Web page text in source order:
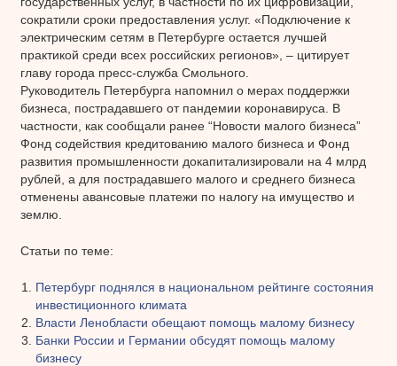
сократили сроки предоставления услуг. «Подключение к
электрическим сетям в Петербурге остается лучшей
практикой среди всех российских регионов», – цитирует
главу города пресс-служба Смольного.
Руководитель Петербурга напомнил о мерах поддержки
бизнеса, пострадавшего от пандемии коронавируса. В
частности, как сообщали ранее “Новости малого бизнеса”
Фонд содействия кредитованию малого бизнеса и Фонд
развития промышленности докапитализировали на 4 млрд
рублей, а для пострадавшего малого и среднего бизнеса
отменены авансовые платежи по налогу на имущество и
землю.
Статьи по теме:
Петербург поднялся в национальном рейтинге состояния
инвестиционного климата
Власти Ленобласти обещают помощь малому бизнесу
Банки России и Германии обсудят помощь малому
бизнесу